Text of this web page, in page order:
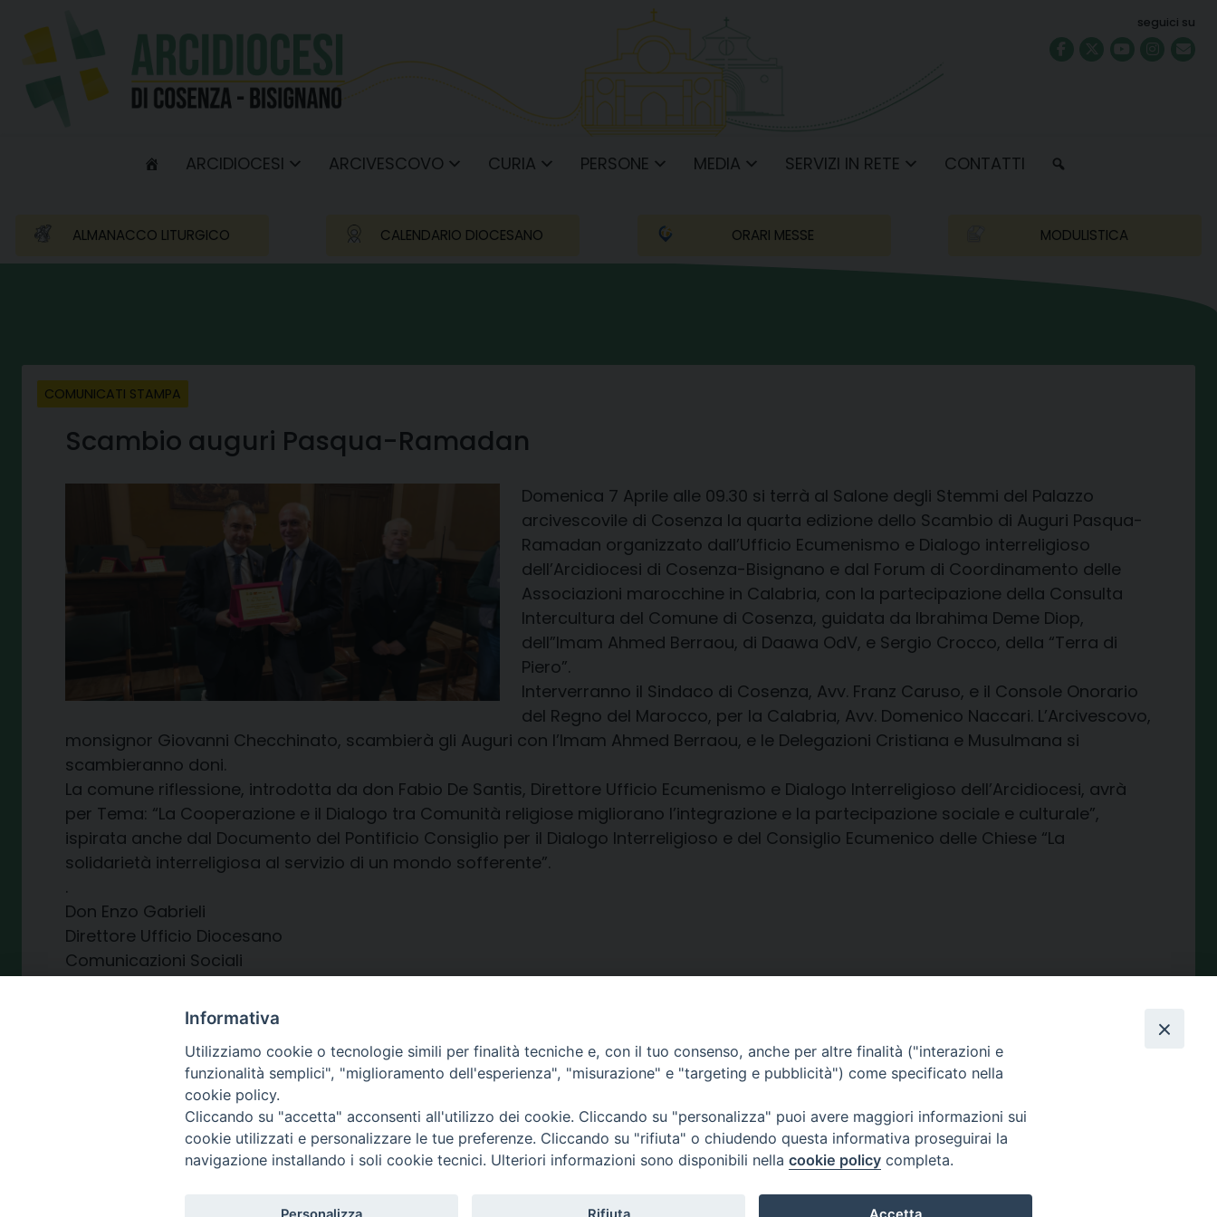
content
seguici su
ARCIDIOCESI ARCIVESCOVO CURIA PERSONE MEDIA SERVIZI IN RETE CONTATTI
ALMANACCO LITURGICO CALENDARIO DIOCESANO ORARI MESSE MODULISTICA
COMUNICATI STAMPA
Scambio auguri Pasqua-Ramadan
Domenica 7 Aprile alle 09.30 si terrà al Salone degli Stemmi del Palazzo
arcivescovile di Cosenza la quarta edizione dello Scambio di Auguri Pasqua-
Ramadan organizzato dall’Ufficio Ecumenismo e Dialogo interreligioso
dell’Arcidiocesi di Cosenza-Bisignano e dal Forum di Coordinamento delle
Associazioni marocchine in Calabria, con la partecipazione della Consulta
Intercultura del Comune di Cosenza, guidata da Ibrahima Deme Diop,
dell”Imam Ahmed Berraou, di Daawa OdV, e Sergio Crocco, della “Terra di
Piero”.
Interverranno il Sindaco di Cosenza, Avv. Franz Caruso, e il Console Onorario
del Regno del Marocco, per la Calabria, Avv. Domenico Naccari. L’Arcivescovo,
monsignor Giovanni Checchinato, scambierà gli Auguri con l’Imam Ahmed Berraou, e le Delegazioni Cristiana e Musulmana si
scambieranno doni.
La comune riflessione, introdotta da don Fabio De Santis, Direttore Ufficio Ecumenismo e Dialogo Interreligioso dell’Arcidiocesi, avrà
per Tema: “La Cooperazione e il Dialogo tra Comunità religiose migliorano l’integrazione e la partecipazione sociale e culturale”,
ispirata anche dal Documento del Pontificio Consiglio per il Dialogo Interreligioso e del Consiglio Ecumenico delle Chiese “La
solidarietà interreligiosa al servizio di un mondo sofferente”.
.
Don Enzo Gabrieli
Direttore Ufficio Diocesano
Comunicazioni Sociali
Share
Informativa
Utilizziamo cookie o tecnologie simili per finalità tecniche e, con il tuo consenso, anche per altre finalità ("interazioni e
funzionalità semplici", "miglioramento dell'esperienza", "misurazione" e "targeting e pubblicità") come specificato nella
cookie policy.
Cliccando su "accetta" acconsenti all'utilizzo dei cookie. Cliccando su "personalizza" puoi avere maggiori informazioni sui
cookie utilizzati e personalizzare le tue preferenze. Cliccando su "rifiuta" o chiudendo questa informativa proseguirai la
navigazione installando i soli cookie tecnici. Ulteriori informazioni sono disponibili nella cookie policy completa.